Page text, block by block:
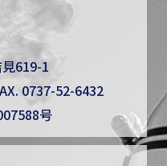
619-1
0737-52-6432
号